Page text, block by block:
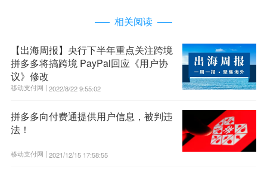
相关阅读
【出海周报】央行下半年重点关注跨境
拼多多将搞跨境 PayPal回应《用户协
议》修改
移动支付网 | 2022/8/22 9:55:02
拼多多向付费通提供用户信息，被判违
法！
移动支付网 | 2021/12/15 17:58:55